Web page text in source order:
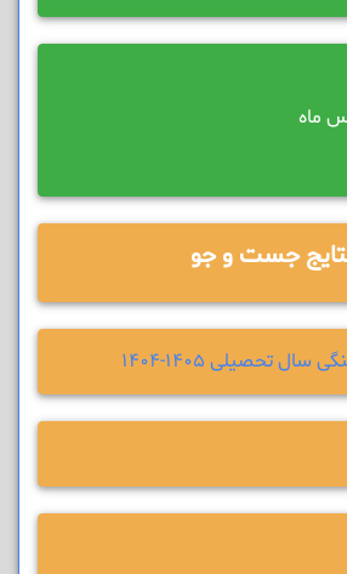
ماه
جست و جو
تحصیلی 1405-1404